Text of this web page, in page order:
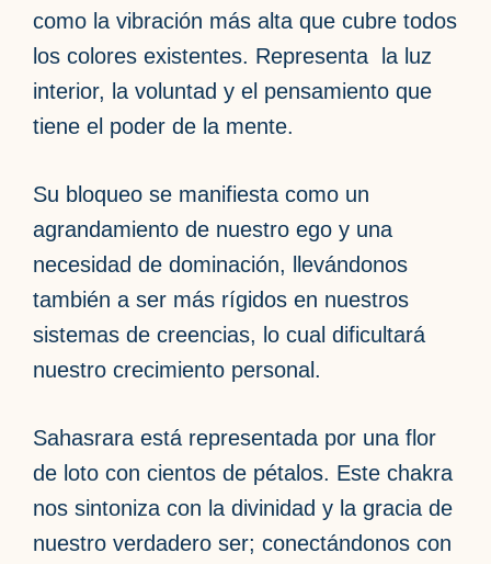
como la vibración más alta que cubre todos
los colores existentes. Representa la luz
interior, la voluntad y el pensamiento que
tiene el poder de la mente.
Su bloqueo se manifiesta como un
agrandamiento de nuestro ego y una
necesidad de dominación, llevándonos
también a ser más rígidos en nuestros
sistemas de creencias, lo cual dificultará
nuestro crecimiento personal.
Sahasrara está representada por una flor
de loto con cientos de pétalos. Este chakra
nos sintoniza con la divinidad y la gracia de
nuestro verdadero ser; conectándonos con